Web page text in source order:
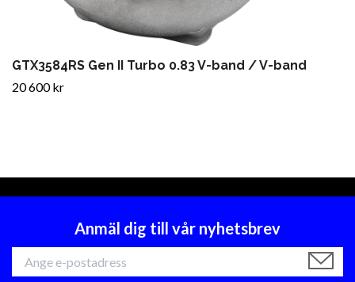
GTX3584RS Gen II Turbo 0.83 V-band / V-band
20 600 kr
Anmäl dig till vår nyhetsbrev